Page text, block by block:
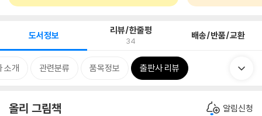
도서정보 리뷰/한줄평
34 배송/반품/교환
소개 관련분류 품목정보 출판사 리뷰
올리 그림책 알림신청